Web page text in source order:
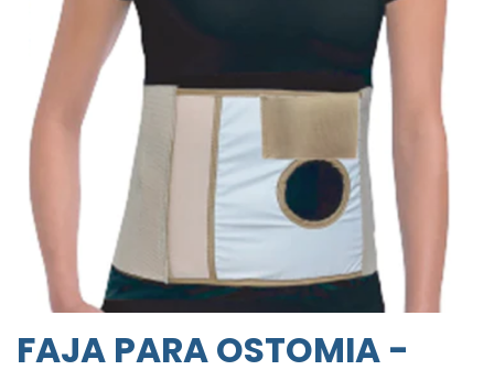
FAJA PARA OSTOMIA -